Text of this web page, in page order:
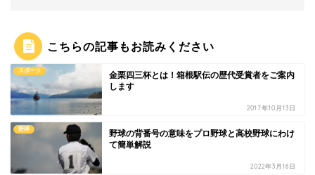
こちらの記事もお読みください
スポーツ
金栗四三杯とは！箱根駅伝の歴代受賞者をご案内
します
2017年10月13日
野球
野球の背番号の意味をプロ野球と高校野球にわけ
て簡単解説
2022年3月16日